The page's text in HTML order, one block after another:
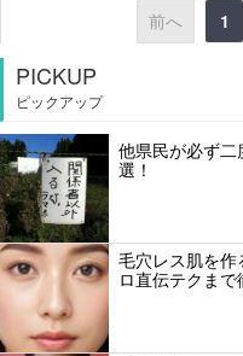
前へ 1
PICKUP
ピックアップ
他県民が必ず
選！
毛穴レス肌を
ロ直伝テクま